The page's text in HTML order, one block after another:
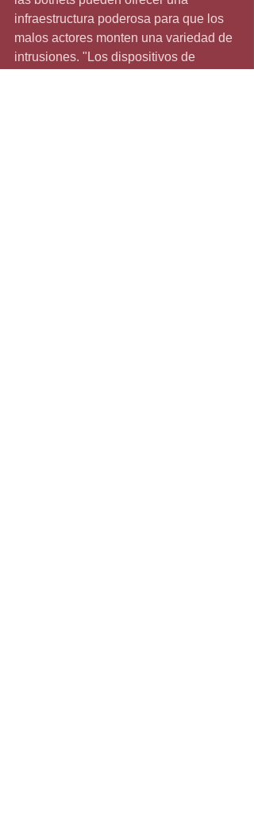
infraestructura poderosa para que los
malos actores monten una variedad de
intrusiones. "Los dispositivos de